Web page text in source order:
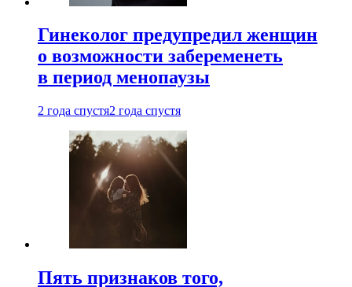
Гинеколог предупредил женщин
о возможности забеременеть
в период менопаузы
2 года спустя2 года спустя
Пять признаков того,